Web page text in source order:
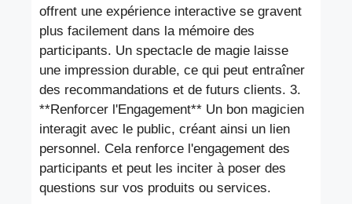
offrent une expérience interactive se gravent
plus facilement dans la mémoire des
participants. Un spectacle de magie laisse
une impression durable, ce qui peut entraîner
des recommandations et de futurs clients. 3.
**Renforcer l'Engagement** Un bon magicien
interagit avec le public, créant ainsi un lien
personnel. Cela renforce l'engagement des
participants et peut les inciter à poser des
questions sur vos produits ou services.